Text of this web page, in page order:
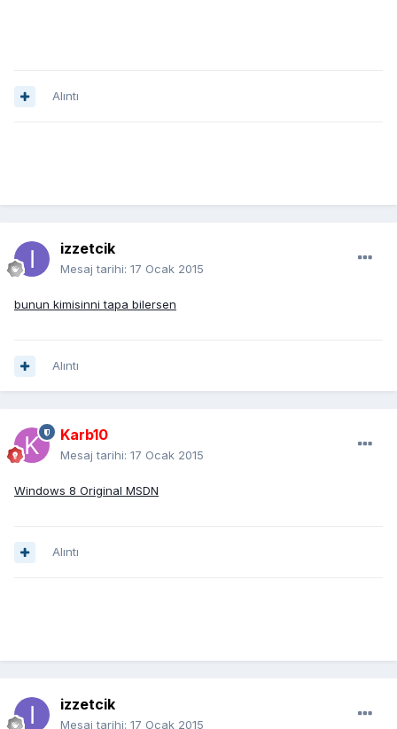
Alıntı
izzetcik
Mesaj tarihi: 17 Ocak 2015
bunun kimisinni tapa bilersen
Alıntı
Karb10
Mesaj tarihi: 17 Ocak 2015
Windows 8 Original MSDN
Alıntı
izzetcik
Mesaj tarihi: 17 Ocak 2015